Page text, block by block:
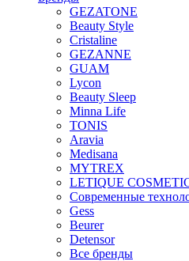
GEZATONE
Beauty Style
Cristaline
GEZANNE
GUAM
Lycon
Beauty Sleep
Minna Life
TONIS
Aravia
Medisana
MYTREX
LETIQUE
Современные
Gess
Beurer
Detensor
Все бренды